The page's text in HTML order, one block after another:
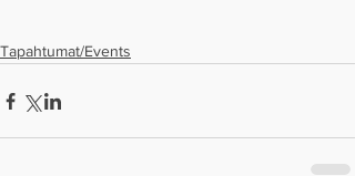
Tapahtumat/Events